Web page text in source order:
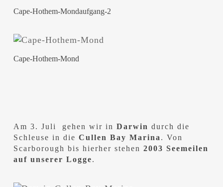
Cape-Hothem-Mondaufgang-2
Cape-Hothem-Mond
Am 3. Juli gehen wir in Darwin durch die
Schleuse in die Cullen Bay Marina. Von
Scarborough bis hierher stehen 2003 Seemeilen
auf unserer Logge.